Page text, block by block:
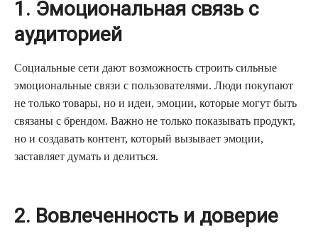
1. Эмоциональная связь с
аудиторией
Социальные сети дают возможность строить сильные
эмоциональные связи с пользователями. Люди покупают
не только товары, но и идеи, эмоции, которые могут быть
связаны с брендом. Важно не только показывать продукт,
но и создавать контент, который вызывает эмоции,
заставляет думать и делиться.
2. Вовлеченность и доверие